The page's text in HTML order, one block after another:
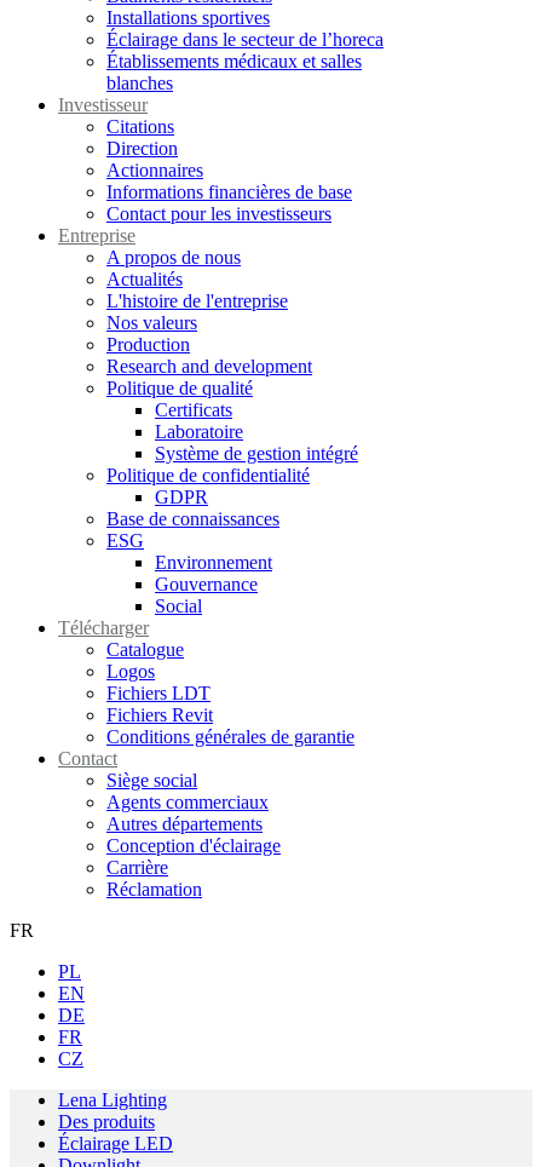
Installations sportives
Éclairage dans le secteur de l’horeca
Établissements médicaux et salles
blanches
Investisseur
Citations
Direction
Actionnaires
Informations financières de base
Contact pour les investisseurs
Entreprise
A propos de nous
Actualités
L'histoire de l'entreprise
Nos valeurs
Production
Research and development
Politique de qualité
Certificats
Laboratoire
Système de gestion intégré
Politique de confidentialité
GDPR
Base de connaissances
ESG
Environnement
Gouvernance
Social
Télécharger
Catalogue
Logos
Fichiers LDT
Fichiers Revit
Conditions générales de garantie
Contact
Siège social
Agents commerciaux
Autres départements
Conception d'éclairage
Carrière
Réclamation
FR
PL
EN
DE
FR
CZ
Lena Lighting
Des produits
Éclairage LED